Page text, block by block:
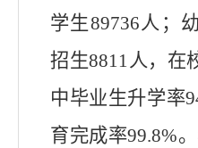
学生89736人；
招生8811人，在
中毕业生升学率
育完成率99.8%